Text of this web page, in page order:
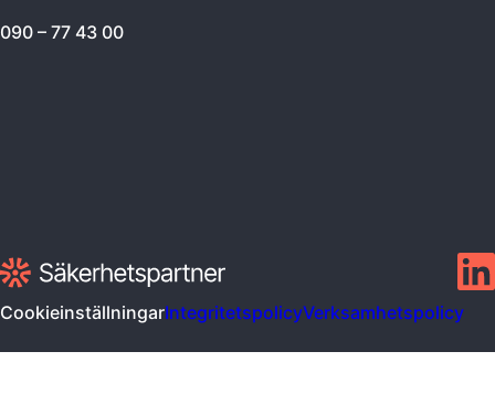
090 – 77 43 00
CookieinställningarIntegritetspolicyVerksamhetspolicy